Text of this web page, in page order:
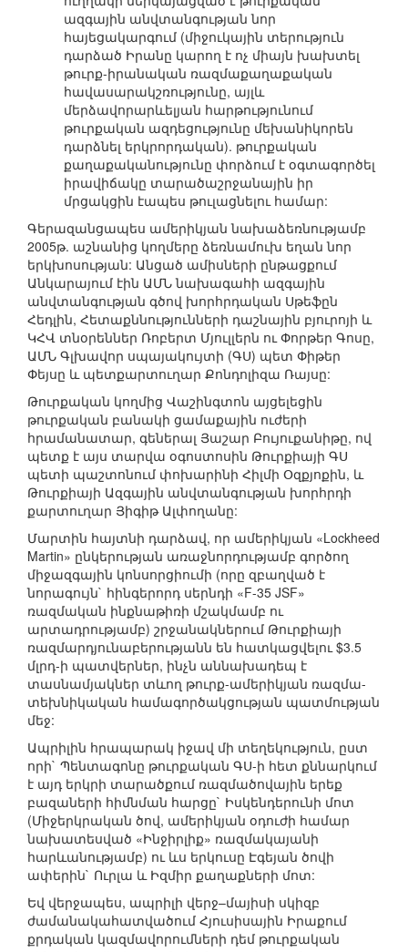
ազգային անվտանգության նոր
հայեցակարգում (միջուկային տերություն
դարձած Իրանը կարող է ոչ միայն խախտել
թուրք-իրանական ռազմաքաղաքական
հավասարակշռությունը, այլև
մերձավորարևելյան հարթությունում
թուրքական ազդեցությունը մեխանիկորեն
դարձնել երկրորդական). թուրքական
քաղաքականությունը փորձում է օգտագործել
իրավիճակը տարածաշրջանային իր
մրցակցին էապես թուլացնելու համար:
Գերազանցապես ամերիկյան նախաձեռնությամբ
2005թ. աշնանից կողմերը ձեռնամուխ եղան նոր
երկխոսության: Անցած ամիսների ընթացքում
Անկարայում էին ԱՄՆ նախագահի ազգային
անվտանգության գծով խորհրդական Սթեֆըն
Հեդլին, Հետաքննությունների դաշնային բյուրոյի և
ԿՀՎ տնօրեններ Ռոբերտ Մյուլլերն ու Փորթեր Գոսը,
ԱՄՆ Գլխավոր սպայակույտի (ԳՍ) պետ Փիթեր
Փեյսը և պետքարտուղար Քոնդոլիզա Ռայսը:
Թուրքական կողմից Վաշինգտոն այցելեցին
թուրքական բանակի ցամաքային ուժերի
հրամանատար, գեներալ Յաշար Բույուքանիթը, ով
պետք է այս տարվա օգոստոսին Թուրքիայի ԳՍ
պետի պաշտոնում փոխարինի Հիլմի Օզքյոքին, և
Թուրքիայի Ազգային անվտանգության խորհրդի
քարտուղար Յիգիթ Ալփողանը:
Մարտին հայտնի դարձավ, որ ամերիկյան «Lockheed
Martin» ընկերության առաջնորդությամբ գործող
միջազգային կոնսորցիումի (որը զբաղված է
նորագույն` հինգերորդ սերնդի «F-35 JSF»
ռազմական ինքնաթիռի մշակմամբ ու
արտադրությամբ) շրջանակներում Թուրքիայի
ռազմարդյունաբերությանն են հատկացվելու $3.5
մլրդ-ի պատվերներ, ինչն աննախադեպ է
տասնամյակներ տևող թուրք-ամերիկյան ռազմա-
տեխնիկական համագործակցության պատմության
մեջ:
Ապրիլին հրապարակ իջավ մի տեղեկություն, ըստ
որի` Պենտագոնը թուրքական ԳՍ-ի հետ քննարկում
է այդ երկրի տարածքում ռազմածովային երեք
բազաների հիմնման հարցը` Իսկենդերունի մոտ
(Միջերկրական ծով, ամերիկյան օդուժի համար
նախատեսված «Ինջիրլիք» ռազմակայանի
հարևանությամբ) ու ևս երկուսը Էգեյան ծովի
ափերին` Ուրլա և Իզմիր քաղաքների մոտ:
Եվ վերջապես, ապրիլի վերջ–մայիսի սկիզբ
ժամանակահատվածում Հյուսիսային Իրաքում
քրդական կազմավորումների դեմ թուրքական